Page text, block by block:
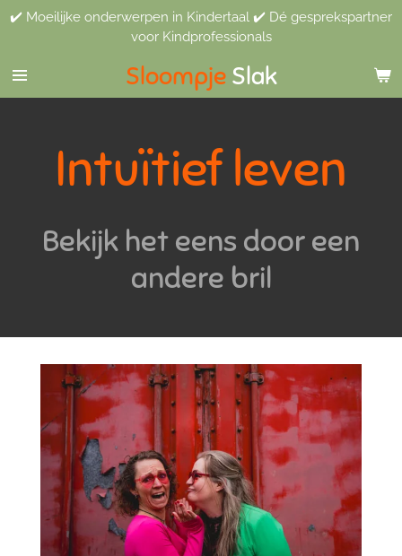
Ga
de
hoofdinhoud
Sloompje Slak
✔️ Moeilijke onderwerpen in Kindertaal ✔️ Dé gesprekspartner
voor Kindprofessionals
Intuïtief leven
Bekijk het eens door een
andere bril